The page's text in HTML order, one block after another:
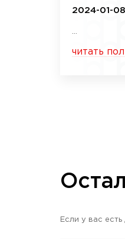
2024-01-08
читать
Если у вас